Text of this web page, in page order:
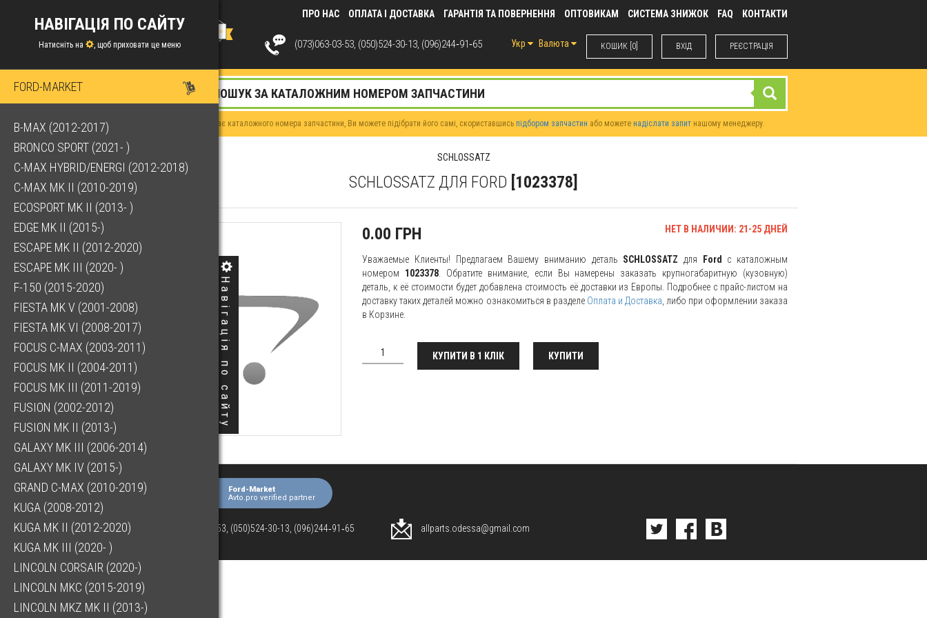
Навігація по сайту
ПРО НАС ОПЛАТА І ДОСТАВКА ГАРАНТІЯ ТА ПОВЕРНЕННЯ ОПТОВИКАМ СИСТЕМА ЗНИЖОК FAQ КОНТАКТИ
КОШИК [0] ВХIД РЕЄСТРАЦІЯ
Укр Валюта
(073)063-03-53, (050)524-30-13, (096)244‑91‑65
НАВІГАЦІЯ ПО САЙТУ
Натисніть на , щоб приховати це меню
FORD-MARKET
B-MAX (2012-2017)
BRONCO SPORT (2021- )
C-MAX HYBRID/ENERGI (2012-2018)
C-MAX MK II (2010-2019)
ECOSPORT MK II (2013- )
EDGE MK II (2015-)
ESCAPE MK II (2012-2020)
ESCAPE MK III (2020- )
F-150 (2015-2020)
FIESTA MK V (2001-2008)
FIESTA MK VI (2008-2017)
FOCUS C-MAX (2003-2011)
FOCUS MK II (2004-2011)
FOCUS MK III (2011-2019)
FUSION (2002-2012)
FUSION MK II (2013-)
GALAXY MK III (2006-2014)
GALAXY MK IV (2015-)
GRAND C-MAX (2010-2019)
KUGA (2008-2012)
KUGA MK II (2012-2020)
KUGA MK III (2020- )
LINCOLN CORSAIR (2020-)
LINCOLN MKC (2015-2019)
LINCOLN MKZ MK II (2013-)
Якщо у Вас немає каталожного номера запчастини, Ви можете підібрати його самі, скориставшись підбором запчастин або можете надіслати запит нашому менеджеру.
SCHLOSSATZ
SCHLOSSATZ ДЛЯ FORD [1023378]
0.00 ГРН НЕТ В НАЛИЧИИ: 21-25 ДНЕЙ
Уважаемые Клиенты! Предлагаем Вашему вниманию деталь SCHLOSSATZ для Ford
с каталожным
номером 1023378 . Обратите внимание, если Вы намерены заказать крупногабаритную (кузовную)
деталь, к её стоимости будет добавлена стоимость её доставки из Европы. Подробнее с прайс-листом на
доставку таких деталей можно ознакомиться в разделе Оплата и Доставка , либо при оформлении заказа
в Корзине.
КУПИТИ В 1 КЛІК КУПИТИ
Ford-Market
Avto.pro verified partner
(073)063-03-53, (050)524-30-13, (096)244‑91‑65 allparts.odessa@gmail.com